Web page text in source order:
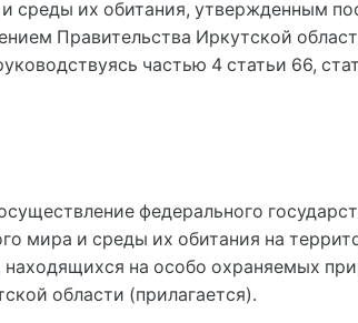
среды их обитания, утвержденным
Правительства Иркутской
частью 4 статьи 66,
федерального
мира и среды их обитания на
на особо охраняемых
области (прилагается).